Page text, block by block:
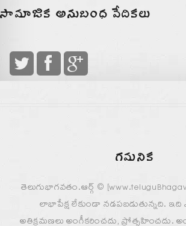
సామాజిక అనుబంధ వేదికలు
గమనిక
తెలుగుభాగవతం.ఆర్గ్ ©
లాభాపేక్ష లేకుండా నడపబడుతున్నది. ఇది
అతిక్రమణలు అంగీకరించదు, ప్రోత్సహించదు.